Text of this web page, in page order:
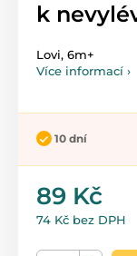
k
Lovi, 6m+
Více informací ›
10 dní
89 Kč
74 Kč bez DPH